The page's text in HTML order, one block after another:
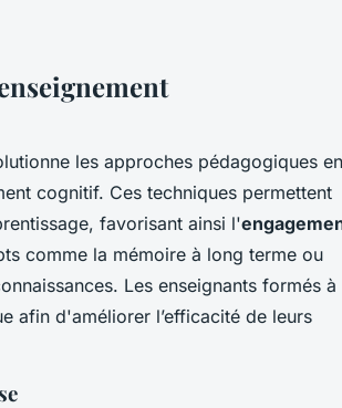
les approches pédagogiques en
cognitif. Ces techniques permettent
favorisant ainsi l'
comme la mémoire à long terme ou
Les enseignants formés à
afin d'améliorer l’efficacité de leurs